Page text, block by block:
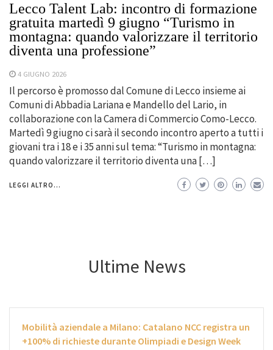
Lecco Talent Lab: incontro di formazione
gratuita martedì 9 giugno “Turismo in
montagna: quando valorizzare il territorio
diventa una professione”
4 GIUGNO 2026
Il percorso è promosso dal Comune di Lecco insieme ai
Comuni di Abbadia Lariana e Mandello del Lario, in
collaborazione con la Camera di Commercio Como-Lecco.
Martedì 9 giugno ci sarà il secondo incontro aperto a tutti i
giovani tra i 18 e i 35 anni sul tema: “Turismo in montagna:
quando valorizzare il territorio diventa una […]
LEGGI ALTRO...
Ultime News
Mobilità aziendale a Milano: Catalano NCC registra un
+100% di richieste durante Olimpiadi e Design Week